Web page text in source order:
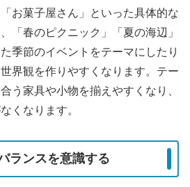
お菓子屋さん」といった具体的な
「春のピクニック」「夏の海辺」
季節のイベントをテーマにしたり
界観を作りやすくなります。テー
う家具や小物を揃えやすくなり、
くなります。
ランスを意識する